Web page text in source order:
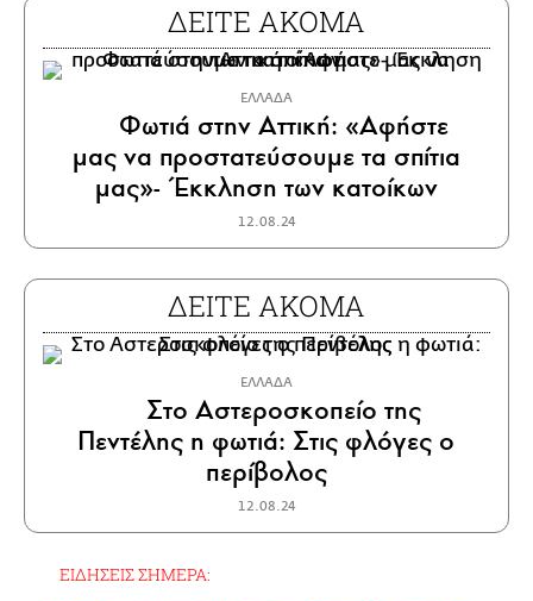
ΔΕΙΤΕ ΑΚΟΜΑ
ΕΛΛΑΔΑ
Φωτιά στην Αττική: «Αφήστε
μας να προστατεύσουμε τα σπίτια
μας»- Έκκληση των κατοίκων
12.08.24
ΔΕΙΤΕ ΑΚΟΜΑ
ΕΛΛΑΔΑ
Στο Αστεροσκοπείο της
Πεντέλης η φωτιά: Στις φλόγες ο
περίβολος
12.08.24
ΕΙΔΗΣΕΙΣ ΣΗΜΕΡΑ: